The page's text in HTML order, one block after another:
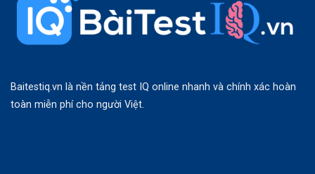
Baitestiq.vn là nền tảng test IQ online nhanh và chính xác hoàn
toàn miễn phí cho người Việt.